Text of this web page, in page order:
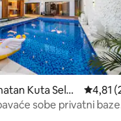
Kuta Selat
4,81
sobe privatni